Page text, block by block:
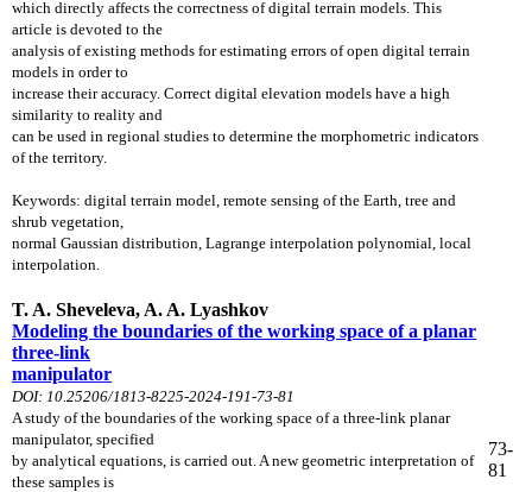
which directly affects the correctness of digital terrain models. This
article is devoted to the
analysis of existing methods for estimating errors of open digital terrain
models in order to
increase their accuracy. Correct digital elevation models have a high
similarity to reality and
can be used in regional studies to determine the morphometric indicators
of the territory.
Keywords: digital terrain model, remote sensing of the Earth, tree and
shrub vegetation,
normal Gaussian distribution, Lagrange interpolation polynomial, local
interpolation.
T. A. Sheveleva, A. A. Lyashkov
Modeling the boundaries of the working space of a planar
three-link
manipulator
DOI: 10.25206/1813-8225-2024-191-73-81
A study of the boundaries of the working space of a three-link planar
manipulator, specified
by analytical equations, is carried out. A new geometric interpretation of
these samples is
73-
81